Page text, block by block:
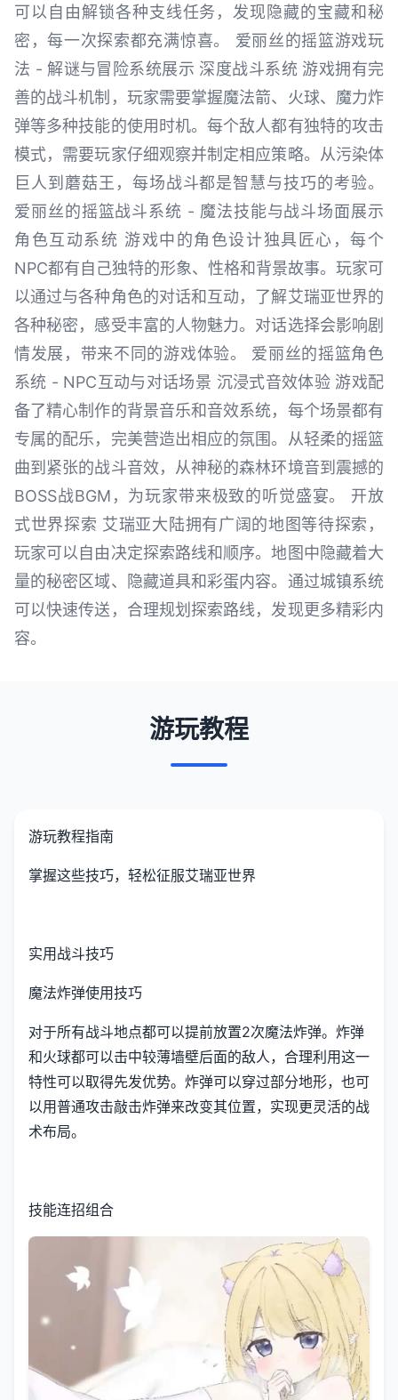
可以自由解锁各种支线任务，发现隐藏的宝藏和秘
密，每一次探索都充满惊喜。 爱丽丝的摇篮游戏玩
法 - 解谜与冒险系统展示 深度战斗系统 游戏拥有完
善的战斗机制，玩家需要掌握魔法箭、火球、魔力炸
弹等多种技能的使用时机。每个敌人都有独特的攻击
模式，需要玩家仔细观察并制定相应策略。从污染体
巨人到蘑菇王，每场战斗都是智慧与技巧的考验。
爱丽丝的摇篮战斗系统 - 魔法技能与战斗场面展示
角色互动系统 游戏中的角色设计独具匠心，每个
NPC都有自己独特的形象、性格和背景故事。玩家可
以通过与各种角色的对话和互动，了解艾瑞亚世界的
各种秘密，感受丰富的人物魅力。对话选择会影响剧
情发展，带来不同的游戏体验。 爱丽丝的摇篮角色
系统 - NPC互动与对话场景 沉浸式音效体验 游戏配
备了精心制作的背景音乐和音效系统，每个场景都有
专属的配乐，完美营造出相应的氛围。从轻柔的摇篮
曲到紧张的战斗音效，从神秘的森林环境音到震撼的
BOSS战BGM，为玩家带来极致的听觉盛宴。 开放
式世界探索 艾瑞亚大陆拥有广阔的地图等待探索，
玩家可以自由决定探索路线和顺序。地图中隐藏着大
量的秘密区域、隐藏道具和彩蛋内容。通过城镇系统
可以快速传送，合理规划探索路线，发现更多精彩内
容。
游玩教程
游玩教程指南
掌握这些技巧，轻松征服艾瑞亚世界
实用战斗技巧
魔法炸弹使用技巧
对于所有战斗地点都可以提前放置2次魔法炸弹。炸弹
和火球都可以击中较薄墙壁后面的敌人，合理利用这一
特性可以取得先发优势。炸弹可以穿过部分地形，也可
以用普通攻击敲击炸弹来改变其位置，实现更灵活的战
术布局。
技能连招组合